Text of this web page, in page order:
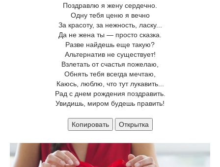
Поздравлю я жену сердечно.
Одну тебя ценю я вечно
За красоту, за нежность, ласку...
Да не жена ты — просто сказка.
Разве найдешь еще такую?
Альтернатив не существует!
Взлетать от счастья пожелаю,
Обнять тебя всегда мечтаю,
Каюсь, люблю, что тут лукавить...
Рад с днем рождения поздравить.
Увидишь, миром будешь править!
Копировать Открытка